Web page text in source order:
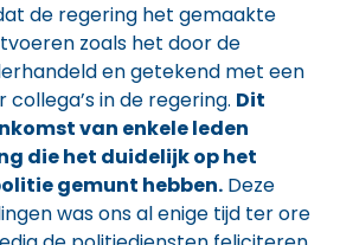
de regering het gemaakte
zoals het door de
en getekend met een
in de regering. Dit
van enkele leden
die het duidelijk op het
gemunt hebben. Deze
was ons al enige tijd ter ore